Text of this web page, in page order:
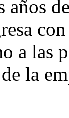
años
a las
la